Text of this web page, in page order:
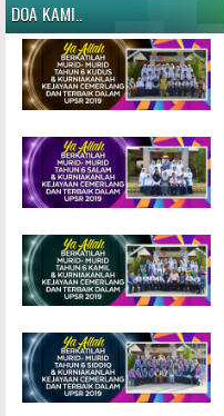
DOA KAMI..